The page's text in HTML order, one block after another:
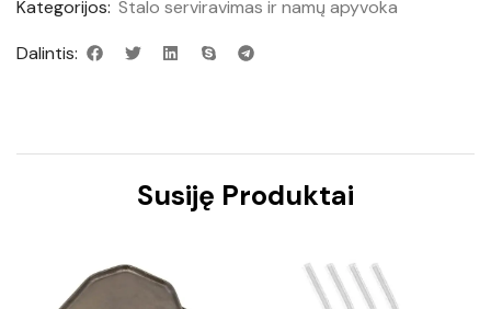
Kategorijos: Stalo serviravimas ir namų apyvoka
Dalintis:
Susiję Produktai